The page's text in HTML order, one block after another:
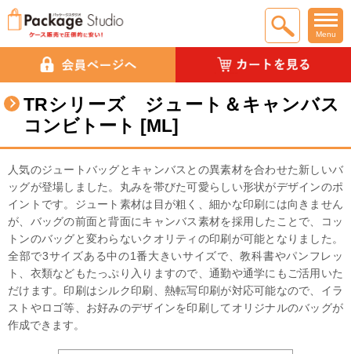
Menu
TRシリーズ ジュート＆キャンバス
コンビトート [ML]
人気のジュートバッグとキャンバスとの異素材を合わせた新しいバ
ッグが登場しました。丸みを帯びた可愛らしい形状がデザインのポ
イントです。ジュート素材は目が粗く、細かな印刷には向きません
が、バッグの前面と背面にキャンバス素材を採用したことで、コッ
トンのバッグと変わらないクオリティの印刷が可能となりました。
全部で3サイズある中の1番大きいサイズで、教科書やパンフレッ
ト、衣類などもたっぷり入りますので、通勤や通学にもご活用いた
だけます。印刷はシルク印刷、熱転写印刷が対応可能なので、イラ
ストやロゴ等、お好みのデザインを印刷してオリジナルのバッグが
作成できます。